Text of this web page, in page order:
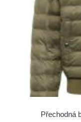
Přechodná